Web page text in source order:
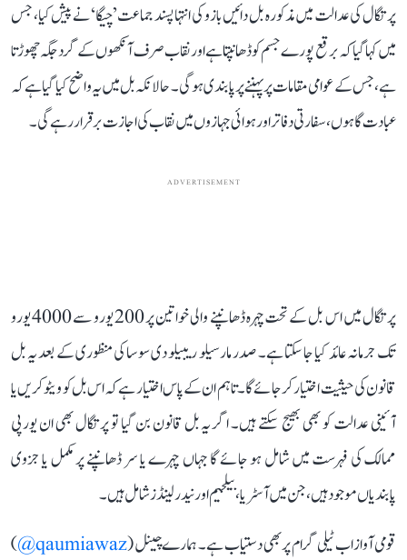
پرتگال کی عدالت میں مذکورہ بل دائیں بازو کی انتہا پسند جماعت ’چیگا‘ نے پیش کیا، جس
میں کہا گیا کہ برقع پورے جسم کو ڈھانپتا ہے اور نقاب صرف آنکھوں کے گرد جگہ چھوڑتا
ہے، جس کے عوامی مقامات پر پہننے پر پابندی ہوگی۔ حالانکہ بل میں یہ واضح کیا گیا ہے کہ
عبادت گاہوں، سفارتی دفاتر اور ہوائی جہازوں میں نقاب کی اجازت برقرار رہے گی۔
ADVERTISEMENT
پرتگال میں اس بل کے تحت چہرہ ڈھانپنے والی خواتین پر 200 یورو سے 4000 یورو
تک جرمانہ عائد کیا جا سکتا ہے۔ صدر مارسيلو ریبیلو دی سوسا کی منظوری کے بعد یہ بل
قانون کی حیثیت اختیار کر جائے گا۔ تاہم ان کے پاس اختیار ہے کہ اس بل کو ویٹو کریں یا
آئینی عدالت کو بھی بھیج سکتے ہیں۔ اگر یہ بل قانون بن گیا تو پرتگال بھی ان یورپی
ممالک کی فہرست میں شامل ہو جائے گا جہاں چہرے یا سر ڈھانپنے پر مکمل یا جزوی
پابندیاں موجود ہیں، جن میں آسٹریا، بیلجیم اور نیدرلینڈز شامل ہیں۔
قومی آواز اب ٹیلی گرام پر بھی دستیاب ہے۔ ہمارے چینل (qaumiawaz@
)